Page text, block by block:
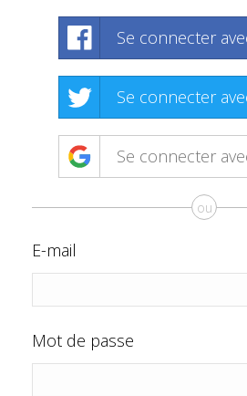
Se connecter
Se connecter
Se connecter
ou
E-mail
Mot de passe